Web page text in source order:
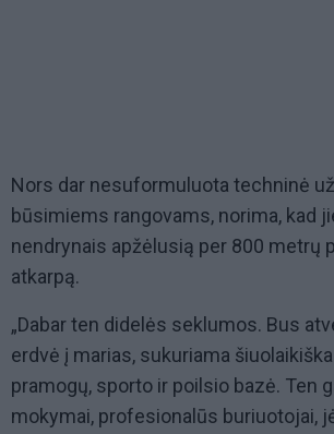
Nors dar nesuformuluota techninė
būsimiems rangovams, norima, kad
nendrynais apžėlusią per 800 metrų
atkarpą.
„Dabar ten didelės seklumos. Bus
erdvė į marias, sukuriama
pramogų, sporto ir poilsio bazė. Ten
mokymai, profesionalūs buriuotojai,